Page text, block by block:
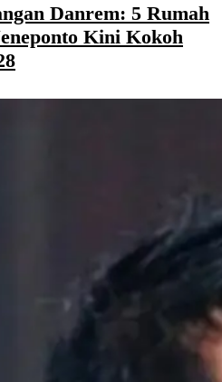
Danrem: 5 Rumah
Kini Kokoh